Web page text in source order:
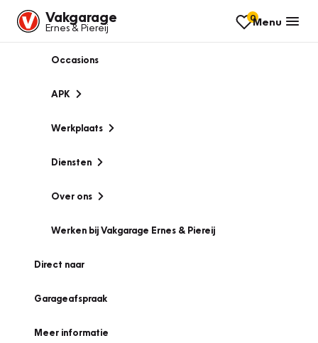
Vakgarage
Ernes & Piereij
0Menu
Occasions
APK
Werkplaats
Diensten
Over ons
Werken bij Vakgarage Ernes & Piereij
Direct naar
Garageafspraak
Meer informatie